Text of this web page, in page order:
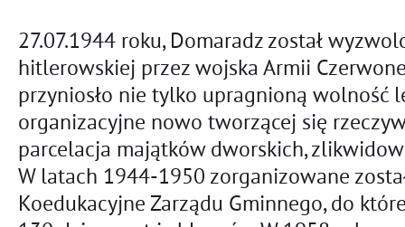
27.07.1944 roku, Domaradz został
hitlerowskiej przez wojska Armii
przyniosło nie tylko upragnioną wolność
organizacyjne nowo tworzącej się
parcelacja majątków dworskich,
W latach 1944-1950 zorganizowane
Koedukacyjne Zarządu Gminnego, do